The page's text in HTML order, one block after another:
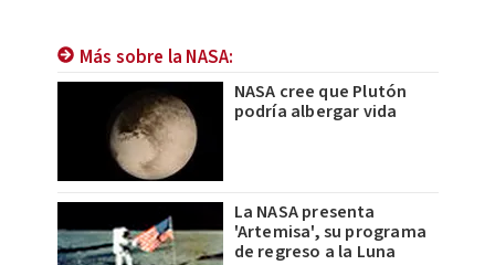
Más sobre la NASA:
NASA cree que Plutón
podría albergar vida
La NASA presenta
'Artemisa', su programa
de regreso a la Luna